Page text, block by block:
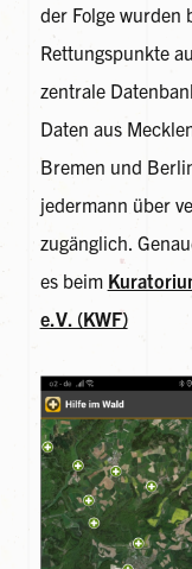
der Folge wurden
Rettungspunkte
zentrale
Daten aus
Bremen und
jedermann über
zugänglich.
es beim
e.V. (KWF)